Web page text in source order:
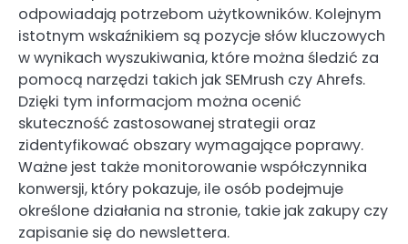
odpowiadają potrzebom użytkowników. Kolejnym
istotnym wskaźnikiem są pozycje słów kluczowych
w wynikach wyszukiwania, które można śledzić za
pomocą narzędzi takich jak SEMrush czy Ahrefs.
Dzięki tym informacjom można ocenić
skuteczność zastosowanej strategii oraz
zidentyfikować obszary wymagające poprawy.
Ważne jest także monitorowanie współczynnika
konwersji, który pokazuje, ile osób podejmuje
określone działania na stronie, takie jak zakupy czy
zapisanie się do newslettera.